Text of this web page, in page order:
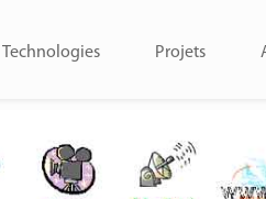
Technologies Projets